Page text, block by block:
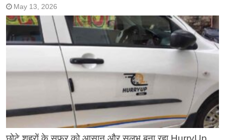
May 13, 2026